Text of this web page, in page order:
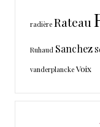
radière Rateau
Ruhaud Sanchez
vanderplancke Voix